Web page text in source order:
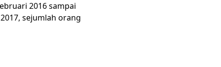
2016 sampai
sejumlah orang